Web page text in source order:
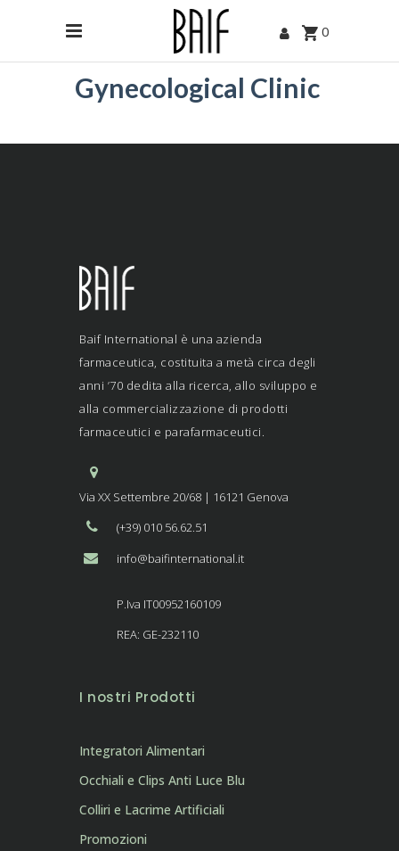
0
Gynecological Clinic
Baif International è una azienda
farmaceutica, costituita a metà circa degli
anni ’70 dedita alla ricerca, allo sviluppo e
alla commercializzazione di prodotti
farmaceutici e parafarmaceutici.
Via XX Settembre 20/68 | 16121 Genova
(+39) 010 56.62.51
info@baifinternational.it
P.Iva IT00952160109
REA: GE-232110
I nostri Prodotti
Integratori Alimentari
Occhiali e Clips Anti Luce Blu
Colliri e Lacrime Artificiali
Promozioni